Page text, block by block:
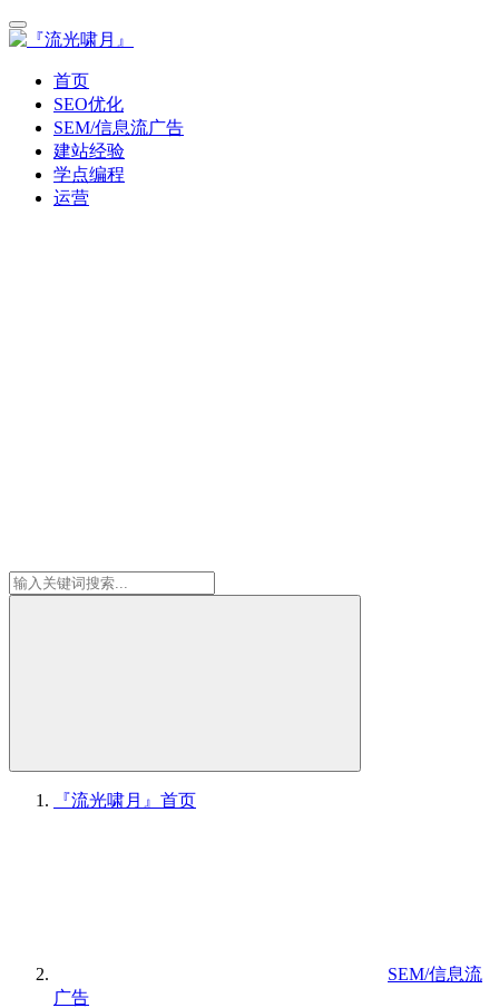
首页
SEO优化
SEM/信息流广告
建站经验
学点编程
运营
『流光啸月』 首页
SEM/信息流
广告